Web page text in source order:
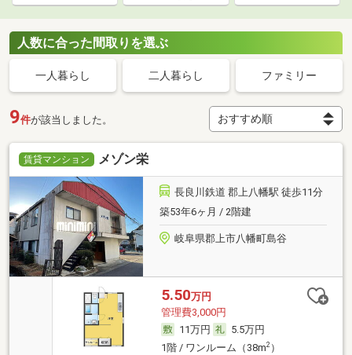
人数に合った間取りを選ぶ
一人暮らし 二人暮らし ファミリー
9件が該当しました。
賃貸マンション メゾン栄
長良川鉄道 郡上八幡駅 徒歩11分
築53年6ヶ月 / 2階建
岐阜県郡上市八幡町島谷
5.50万円
管理費3,000円
11万円
5.5万円
1階 / ワンルーム（38m2）